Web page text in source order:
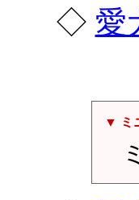
◇ 愛
▼ ミ